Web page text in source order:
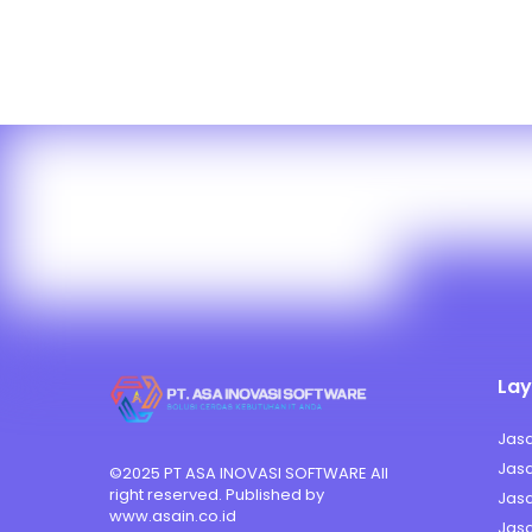
©2025 PT ASA INOVASI SOFTWARE All
right reserved. Published by
www.asain.co.id